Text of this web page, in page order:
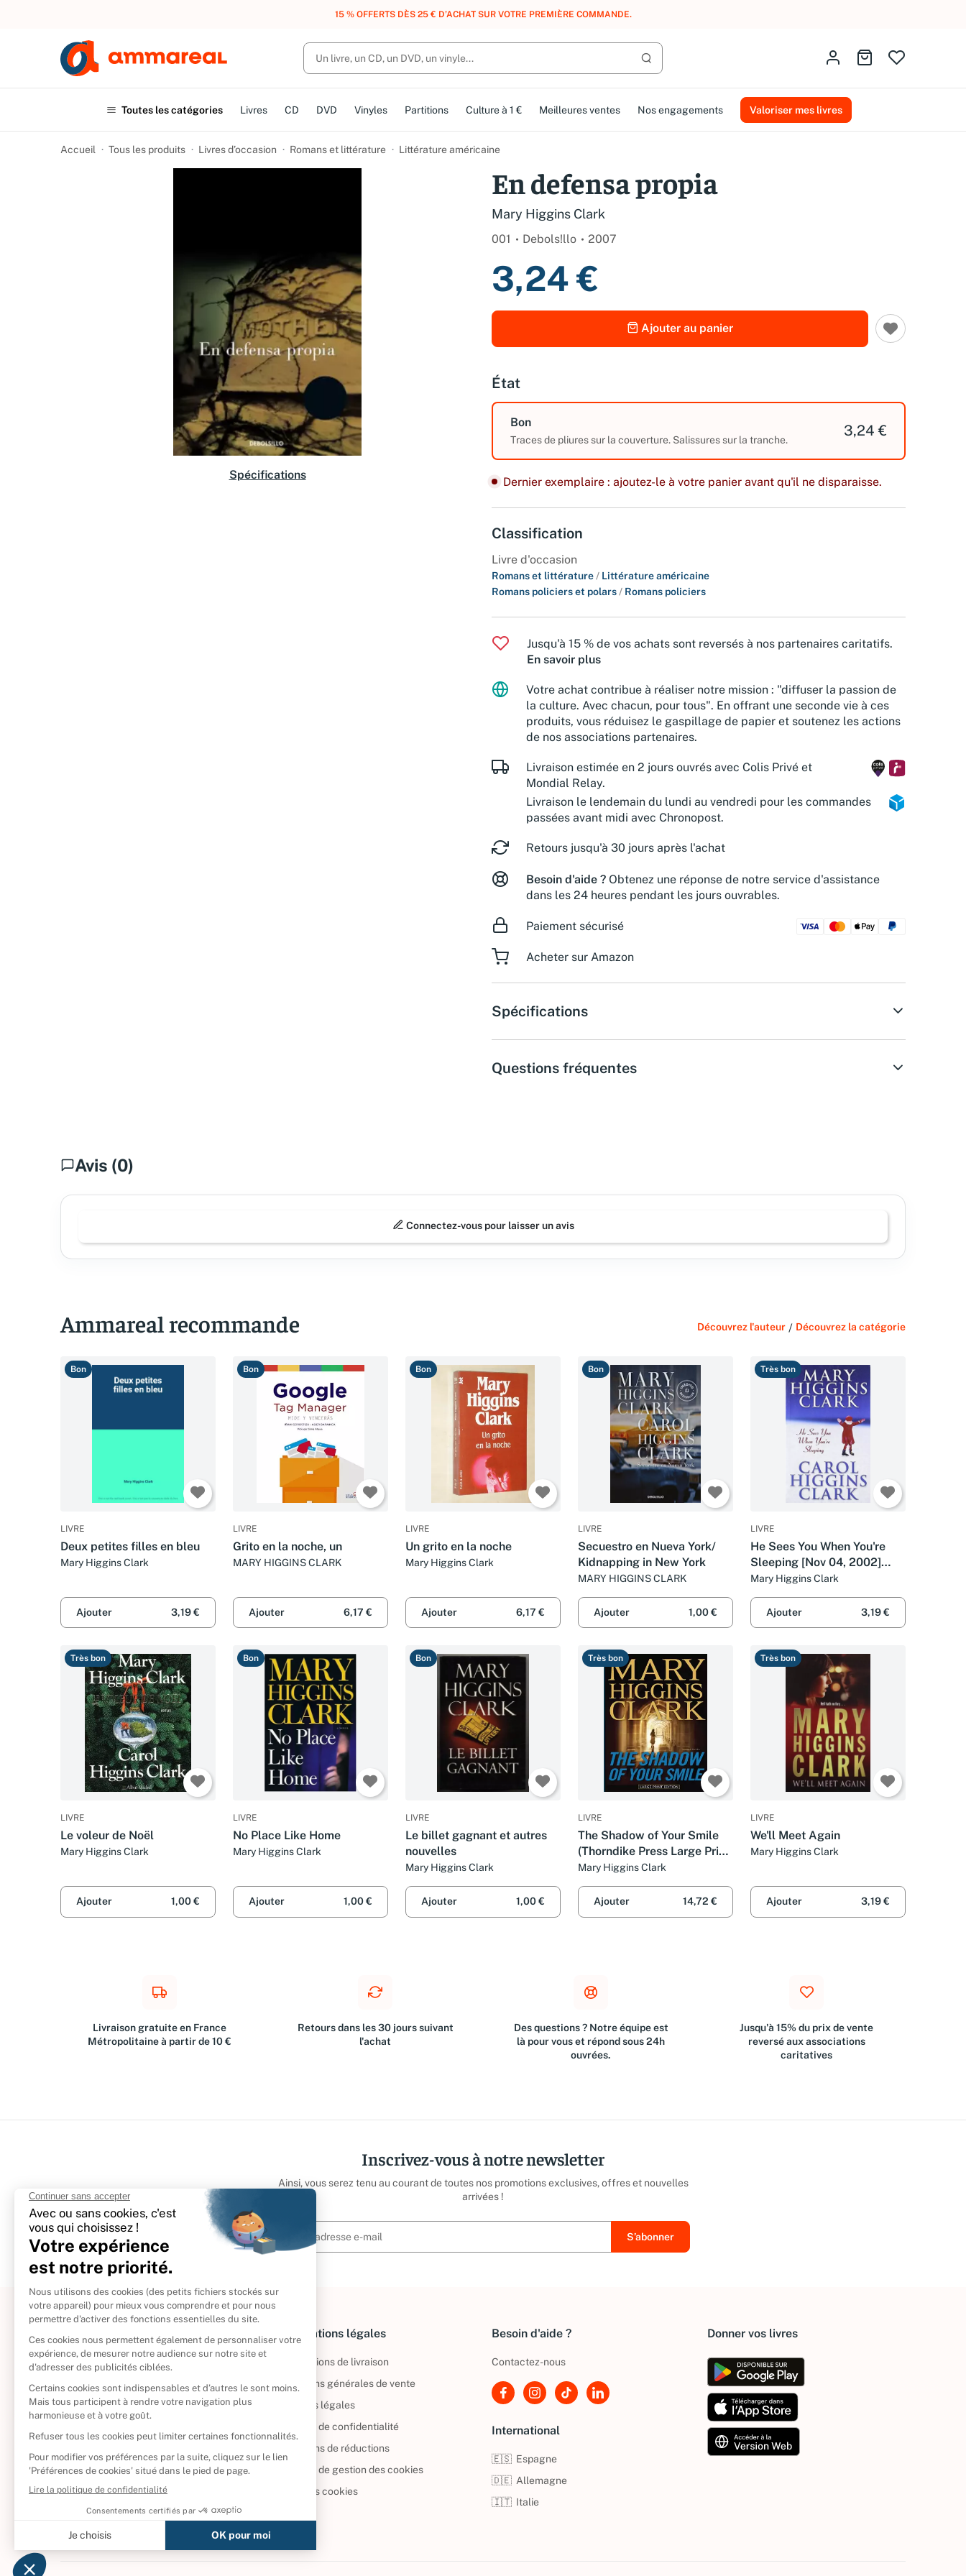
UN ACHAT, DES POINTS, DES RÉCOMPENSES :REJOIGNEZ GRATUITEMENT LE CLUB AMMAREAL.
Lancer la recherche
Identifiez-vousAller au panier
Toutes les catégories Livres CD DVD Vinyles Partitions Culture à 1 € Meilleures ventes Nos engagements Valoriser mes livres
Accueil Tous les produits Livres d’occasion Romans et littérature Littérature américaine
Spécifications
En defensa propia
Mary Higgins Clark
001 Debols!llo 2007
3,24 €
Ajouter au panier
État
Bon
Traces de pliures sur la couverture. Salissures sur la tranche.
3,24 €
Dernier exemplaire : ajoutez-le à votre panier avant qu'il ne disparaisse.
Classification
Livre d'occasion
Romans et littérature / Littérature américaine
Romans policiers et polars / Romans policiers
Jusqu'à 15 % de vos achats sont reversés à nos partenaires caritatifs.
En savoir plus
Votre achat contribue à réaliser notre mission : "diffuser la passion de
la culture. Avec chacun, pour tous". En offrant une seconde vie à ces
produits, vous réduisez le gaspillage de papier et soutenez les actions
de nos associations partenaires.
Livraison estimée en 2 jours ouvrés avec Colis Privé et
Mondial Relay.
Livraison le lendemain du lundi au vendredi pour les commandes
passées avant midi avec Chronopost.
Retours jusqu'à 30 jours après l'achat
Besoin d'aide ? Obtenez une réponse de notre service d'assistance
dans les 24 heures pendant les jours ouvrables.
Paiement sécurisé
Acheter sur Amazon
Spécifications
Questions fréquentes
Avis (0)
Connectez-vous pour laisser un avis
Ammareal recommande Découvrez l'auteur / Découvrez la catégorie
Bon
LIVRE
Deux petites filles en bleu
Mary Higgins Clark
Ajouter 3,19 €
Bon
LIVRE
Grito en la noche, un
MARY HIGGINS CLARK
Ajouter 6,17 €
Bon
LIVRE
Un grito en la noche
Mary Higgins Clark
Ajouter 6,17 €
Bon
LIVRE
Secuestro en Nueva York/
Kidnapping in New York
MARY HIGGINS CLARK
Ajouter 1,00 €
Très bon
LIVRE
He Sees You When You're
Sleeping [Nov 04, 2002]
Clark, Carol Higgins
Mary Higgins Clark
Ajouter 3,19 €
Très bon
LIVRE
Le voleur de Noël
Mary Higgins Clark
Ajouter 1,00 €
Bon
LIVRE
No Place Like Home
Mary Higgins Clark
Ajouter 1,00 €
Bon
LIVRE
Le billet gagnant et autres
nouvelles
Mary Higgins Clark
Ajouter 1,00 €
Très bon
LIVRE
The Shadow of Your Smile
(Thorndike Press Large Print
Basic Series)
Mary Higgins Clark
Ajouter 14,72 €
Très bon
LIVRE
We'll Meet Again
Mary Higgins Clark
Ajouter 3,19 €
Livraison gratuite en France
Métropolitaine à partir de 10 €
Retours dans les 30 jours suivant
l'achat
Des questions ? Notre équipe est
là pour vous et répond sous 24h
ouvrées.
Jusqu'à 15% du prix de vente
reversé aux associations
caritatives
Inscrivez-vous à notre newsletter
Ainsi, vous serez tenu au courant de toutes nos promotions exclusives, offres et nouvelles
arrivées !
À propos
Politique de retour
Reprendre vos livres
Qui sommes-nous ?
CD d'occasion
DVD d'occasion
Livres d’occasion
Informations légales
Informations de livraison
Conditions générales de vente
Mentions légales
Politique de confidentialité
Conditions de réductions
Politique de gestion des cookies
Gérer vos cookies
Besoin d'aide ?
Contactez-nous
International
🇪🇸 Espagne
🇩🇪 Allemagne
🇮🇹 Italie
Donner vos livres